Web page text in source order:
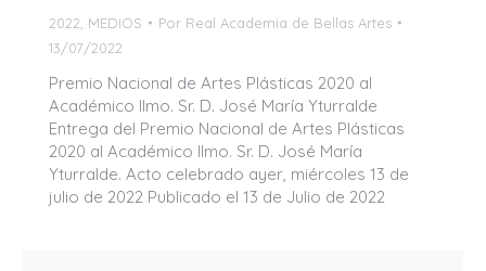
2022 MEDIOS Por Real Academia de Bellas Artes
13/07/2022
Premio Nacional de Artes Plásticas 2020 al
Académico Ilmo. Sr. D. José María Yturralde
Entrega del Premio Nacional de Artes Plásticas
2020 al Académico Ilmo. Sr. D. José María
Yturralde. Acto celebrado ayer, miércoles 13 de
julio de 2022 Publicado el 13 de Julio de 2022